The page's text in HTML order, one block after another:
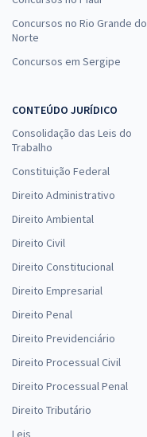
Concursos no Rio Grande do
Norte
Concursos em Sergipe
CONTEÚDO JURÍDICO
Consolidação das Leis do
Trabalho
Constituição Federal
Direito Administrativo
Direito Ambiental
Direito Civil
Direito Constitucional
Direito Empresarial
Direito Penal
Direito Previdenciário
Direito Processual Civil
Direito Processual Penal
Direito Tributário
Leis